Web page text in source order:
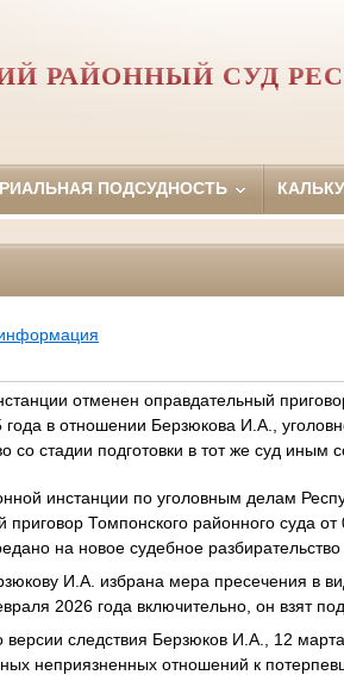
РАЙОННЫЙ СУД
ПОДСУДНОСТЬ
отменен оправдательный
года в отношении Берзюкова И.А.,
со стадии подготовки в тот же суд иным
инстанции по уголовным делам
приговор Томпонского районного суда
на новое судебное
И.А. избрана мера пресечения в
2026 года включительно, он взят под
следствия Берзюков И.А., 12
неприязненных отношений к